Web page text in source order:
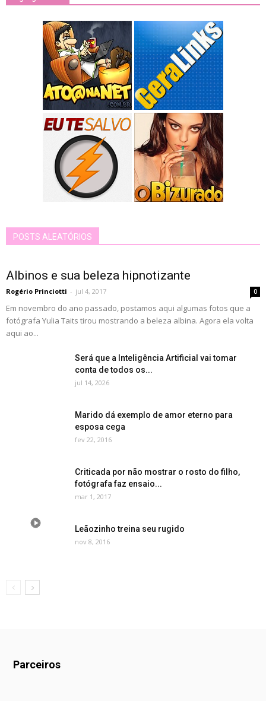
POSTS ALEATÓRIOS
Albinos e sua beleza hipnotizante
Rogério Princiotti - jul 4, 2017 0
Em novembro do ano passado, postamos aqui algumas fotos que a
fotógrafa Yulia Taits tirou mostrando a beleza albina. Agora ela volta
aqui ao...
Será que a Inteligência Artificial vai tomar
conta de todos os...
jul 14, 2026
Marido dá exemplo de amor eterno para
esposa cega
fev 22, 2016
Criticada por não mostrar o rosto do filho,
fotógrafa faz ensaio...
mar 1, 2017
Leãozinho treina seu rugido
nov 8, 2016
Parceiros